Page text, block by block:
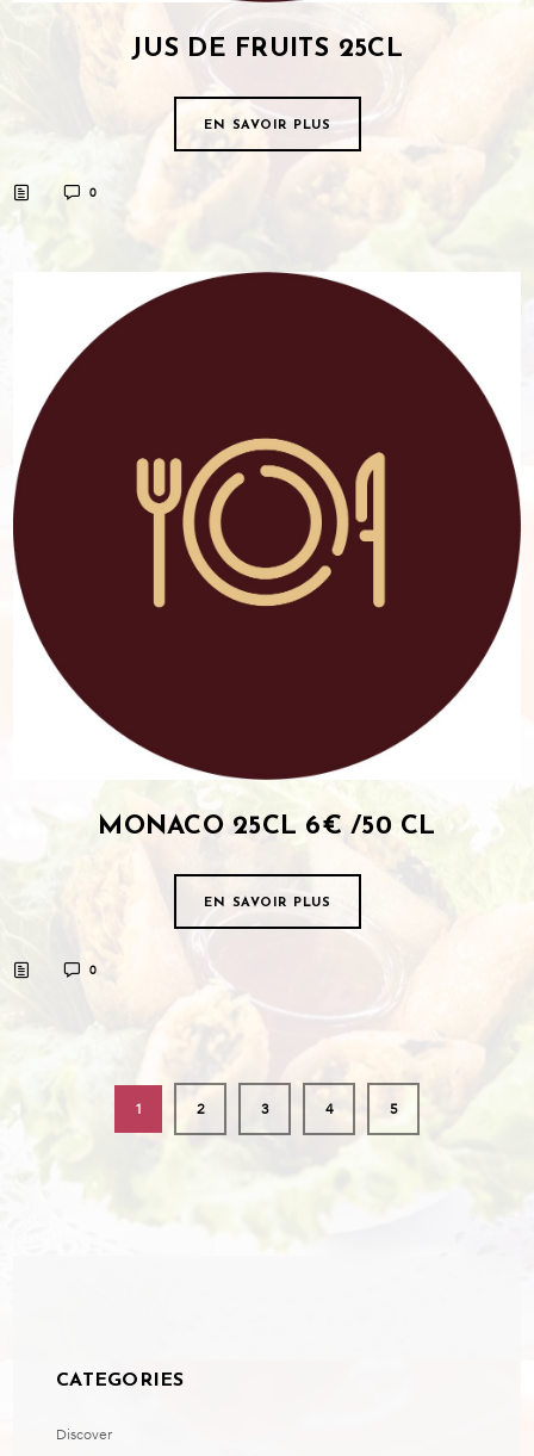
JUS DE FRUITS 25CL
EN SAVOIR PLUS
0
MONACO 25CL 6€ /50 CL
EN SAVOIR PLUS
0
1 2 3 4 5
CATEGORIES
Discover